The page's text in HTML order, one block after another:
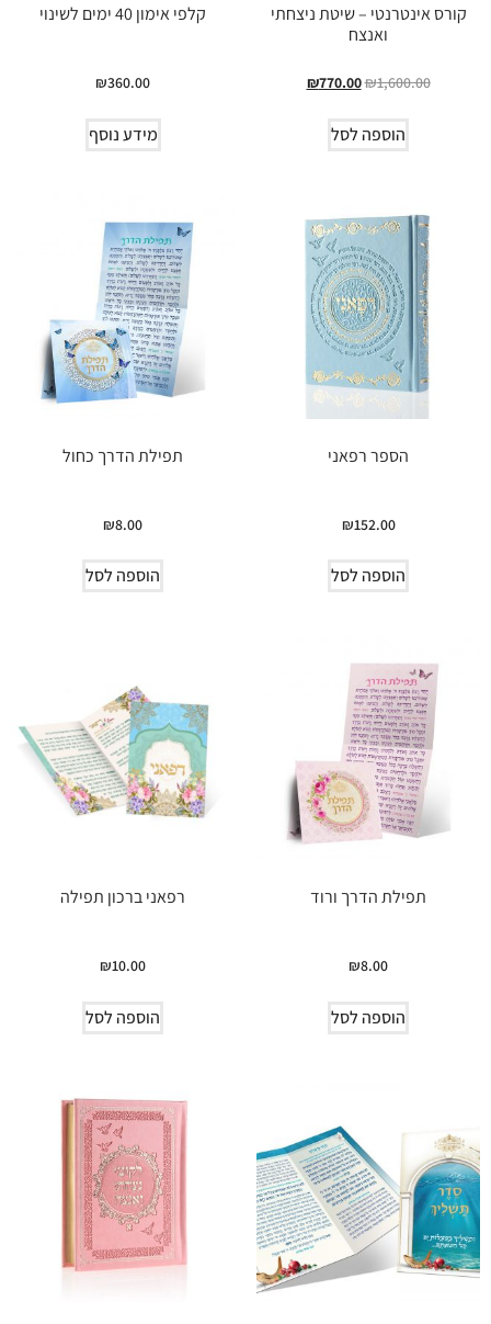
קורס אינטרנטי – שיטת ניצחתי
ואנצח
₪1,600.00
₪770.00
הוספה לסל
קלפי אימון 40 ימים לשינוי
₪360.00
מידע נוסף
הספר רפאני
₪152.00
הוספה לסל
תפילת הדרך כחול
₪8.00
הוספה לסל
תפילת הדרך ורוד
₪8.00
הוספה לסל
רפאני ברכון תפילה
₪10.00
הוספה לסל